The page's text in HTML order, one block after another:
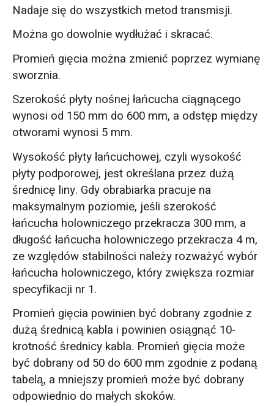
Nadaje się do wszystkich metod transmisji.
Można go dowolnie wydłużać i skracać.
Promień gięcia można zmienić poprzez wymianę
sworznia.
Szerokość płyty nośnej łańcucha ciągnącego
wynosi od 150 mm do 600 mm, a odstęp między
otworami wynosi 5 mm.
Wysokość płyty łańcuchowej, czyli wysokość
płyty podporowej, jest określana przez dużą
średnicę liny. Gdy obrabiarka pracuje na
maksymalnym poziomie, jeśli szerokość
łańcucha holowniczego przekracza 300 mm, a
długość łańcucha holowniczego przekracza 4 m,
ze względów stabilności należy rozważyć wybór
łańcucha holowniczego, który zwiększa rozmiar
specyfikacji nr 1.
Promień gięcia powinien być dobrany zgodnie z
dużą średnicą kabla i powinien osiągnąć 10-
krotność średnicy kabla. Promień gięcia może
być dobrany od 50 do 600 mm zgodnie z podaną
tabelą, a mniejszy promień może być dobrany
odpowiednio do małych skoków.